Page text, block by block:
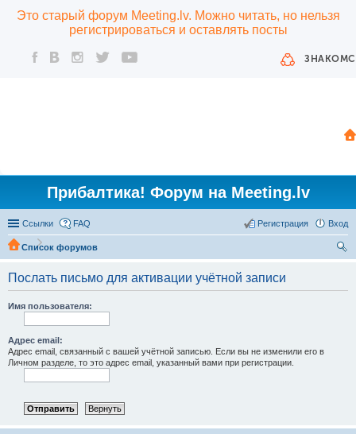
Это старый форум Meeting.lv. Можно читать, но нельзя
регистрироваться и оставлять посты
Прибалтика! Форум на Meeting.lv
Ссылки FAQ Вход
Регистрация
Список форумов
Послать письмо для активации учётной записи
Имя пользователя:
Адрес email:
Адрес email, связанный с вашей учётной записью. Если вы не изменили его в
Личном разделе, то это адрес email, указанный вами при регистрации.